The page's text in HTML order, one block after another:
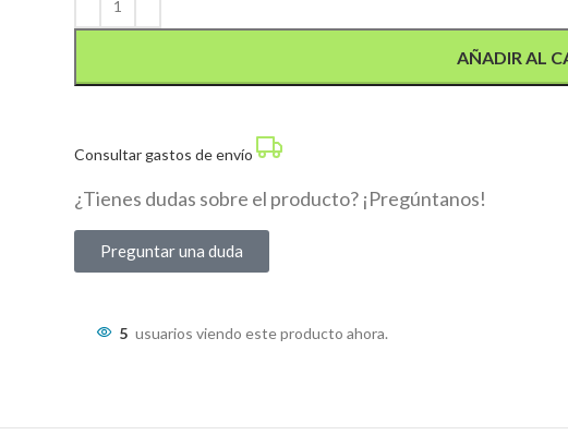
AÑADIR AL
Consultar gastos de envío
¿Tienes dudas sobre el producto? ¡Pregúntanos!
Preguntar una duda
5 usuarios viendo este producto ahora.